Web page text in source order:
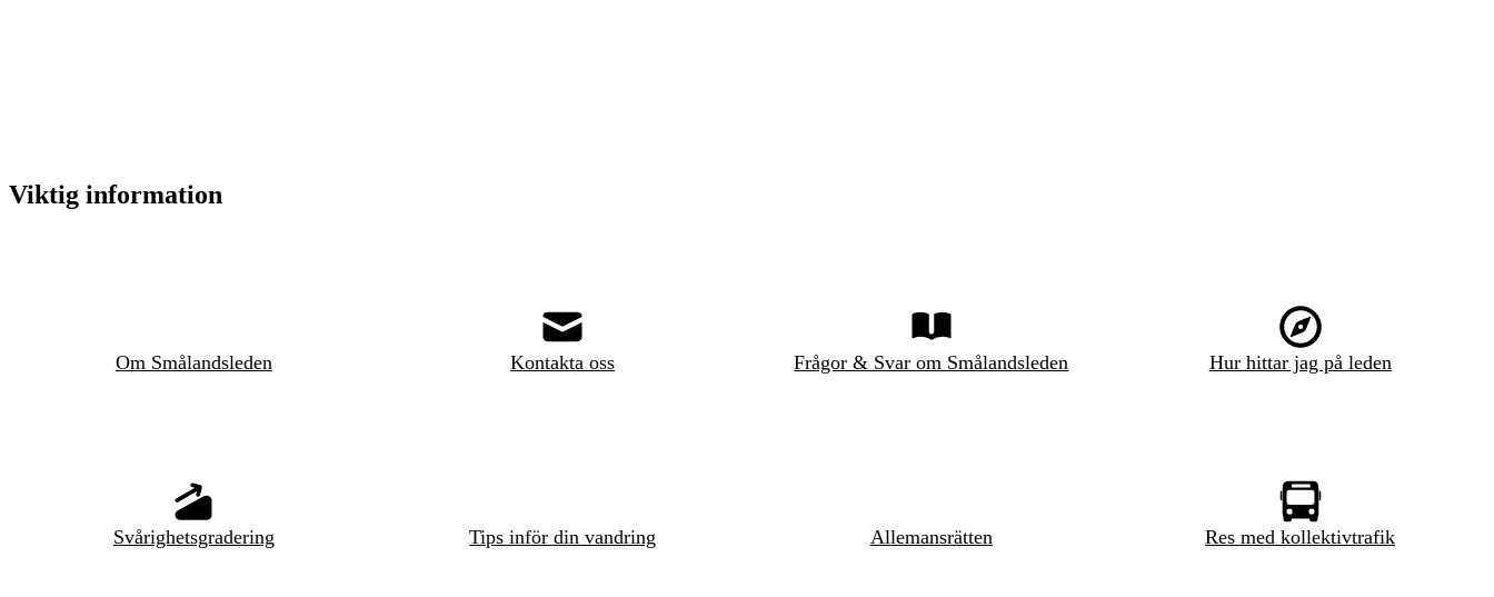
Viktig information
Om Smålandsleden Kontakta oss Frågor & Svar om Smålandsleden Hur hittar jag på leden
Svårighetsgradering Tips inför din vandring Allemansrätten Res med kollektivtrafik